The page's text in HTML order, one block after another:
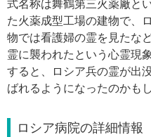
式名称は舞鶴第三火薬廠と
た火薬成型工場の建物で、
物では看護婦の霊を見たな
霊に襲われたという心霊現
すると、ロシア兵の霊が出
ばれるようになったのかも
ロシア病院の詳細情報